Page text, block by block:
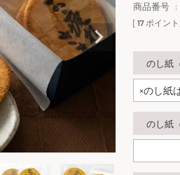
商品番号
[ 17 ポイン
のし紙
のし紙